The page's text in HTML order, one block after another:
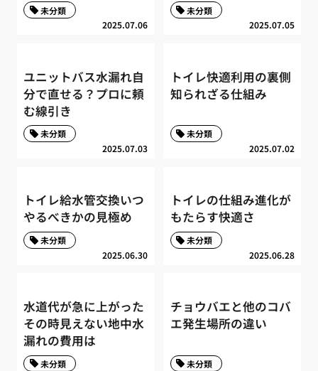
2025.07.06
未分類
2025.07.05
未分類
ユニットバス水漏れ自
分で直せる？プロに頼
む線引き
2025.07.03
未分類
トイレ快適利用の裏側
知られざる仕組み
2025.07.02
未分類
トイレ給水管交換いつ
やるべきかの見極め
2025.06.30
未分類
トイレの仕組み進化が
もたらす快適さ
2025.06.28
未分類
水道代が急に上がった
その時見えない地中水
漏れの費用は
未分類
チョウバエと他のコバ
エ発生場所の違い
未分類